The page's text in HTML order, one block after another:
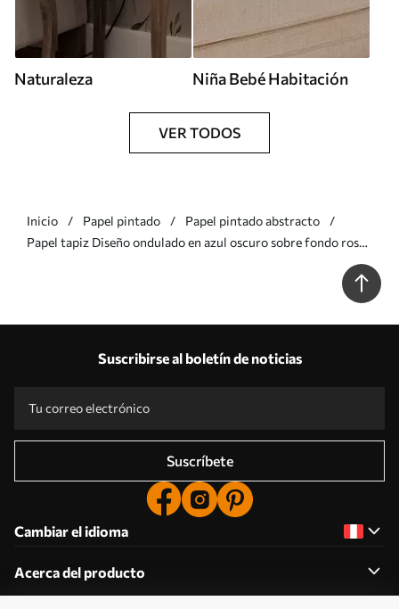
Naturaleza Niña Bebé Habitación
VER TODOS
Inicio Papel pintado
Papel pintado abstracto
Papel tapiz Diseño ondulado en azul oscuro sobre fondo rosa
Suscribirse al boletín de noticias
Suscríbete
Cambiar el idioma
Acerca del producto